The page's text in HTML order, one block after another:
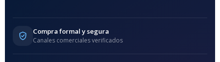
Compra formal y segura
Canales comerciales verificados